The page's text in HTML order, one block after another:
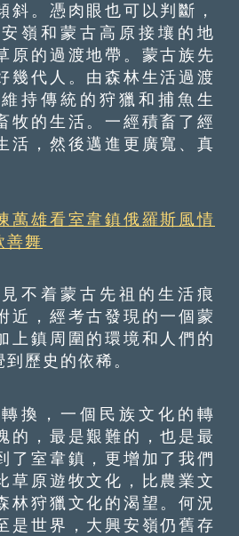
斜。憑肉眼也可以判斷，
嶺和蒙古高原接壤的地
原的過渡地帶。蒙古族先
幾代人。由森林生活過渡
持傳統的狩獵和捕魚生
牧的生活。一經積畜了經
活，然後邁進更廣寬、真
萬雄看室韋鎮俄羅斯風情
善舞
着蒙古先祖的生活痕
近，經考古發現的一個蒙
上鎮周圍的環境和人們的
歷史的依稀。
，一個民族文化的轉
的，最是艱難的，也是最
了室韋鎮，更增加了我們
草原遊牧文化，比農業文
林狩獵文化的渴望。何況
是世界，大興安嶺仍舊存